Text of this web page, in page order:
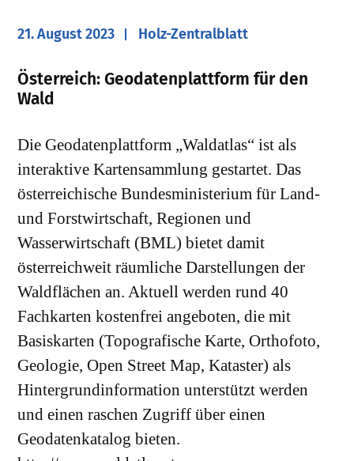
21. August 2023 Holz-Zentralblatt
Österreich: Geodatenplattform für den
Wald
Die Geodatenplattform „Waldatlas“ ist als
interaktive Kartensammlung gestartet. Das
österreichische Bundesministerium für Land-
und Forstwirtschaft, Regionen und
Wasserwirtschaft (BML) bietet damit
österreichweit räumliche Darstellungen der
Waldflächen an. Aktuell werden rund 40
Fachkarten kostenfrei angeboten, die mit
Basiskarten (Topografische Karte, Orthofoto,
Geologie, Open Street Map, Kataster) als
Hintergrundinformation unterstützt werden
und einen raschen Zugriff über einen
Geodatenkatalog bieten.